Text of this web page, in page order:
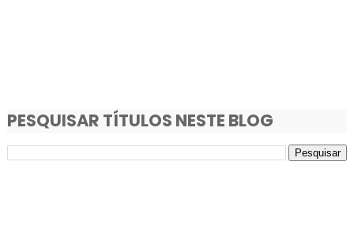
PESQUISAR TÍTULOS NESTE BLOG